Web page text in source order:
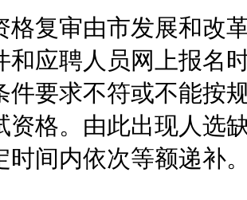
审由市发展和改革
和应聘人员网上报名
件要求不符或不能按
资格。由此出现人选
时间内依次等额递补